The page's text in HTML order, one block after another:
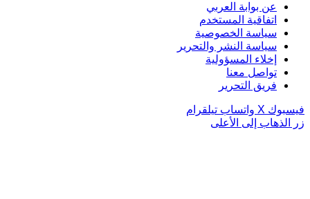
عن بوابة العربي
اتفاقية المستخدم
سياسة الخصوصية
سياسة النشر والتحرير
إخلاء المسؤولية
تواصل معنا
فريق التحرير
فيسبوك ‫X واتساب تيلقرام
زر الذهاب إلى الأعلى